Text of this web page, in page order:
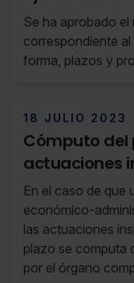
2024 al 25
Se ha aprobado
correspondiente
forma, plazos y
18 JULIO 2023
Cómputo del
actuaciones
formales (RF
17 de Julio de
En el caso de que
económico-
las actuaciones
plazo se computa
por el órgano